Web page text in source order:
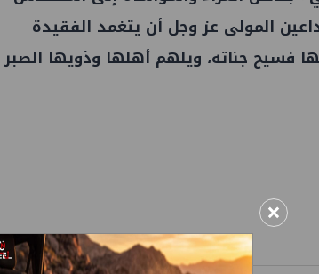
المولى عز وجل أن يتغمد الفقيدة
فسيح جناته، ويلهم أهلها وذويها الصبر
×